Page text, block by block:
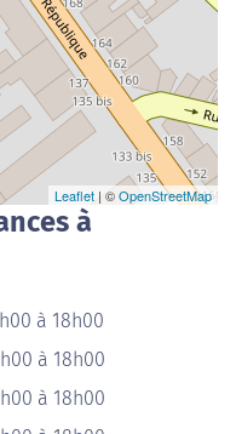
Leaflet | ©OpenStreetMap
à
à 18h00
à 18h00
à 18h00